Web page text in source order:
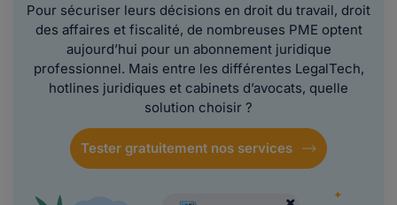
Pour sécuriser leurs décisions en droit du travail, droit
des affaires et fiscalité, de nombreuses PME optent
aujourd’hui pour un abonnement juridique
professionnel. Mais entre les différentes LegalTech,
hotlines juridiques et cabinets d’avocats, quelle
solution choisir ?
Tester gratuitement nos services